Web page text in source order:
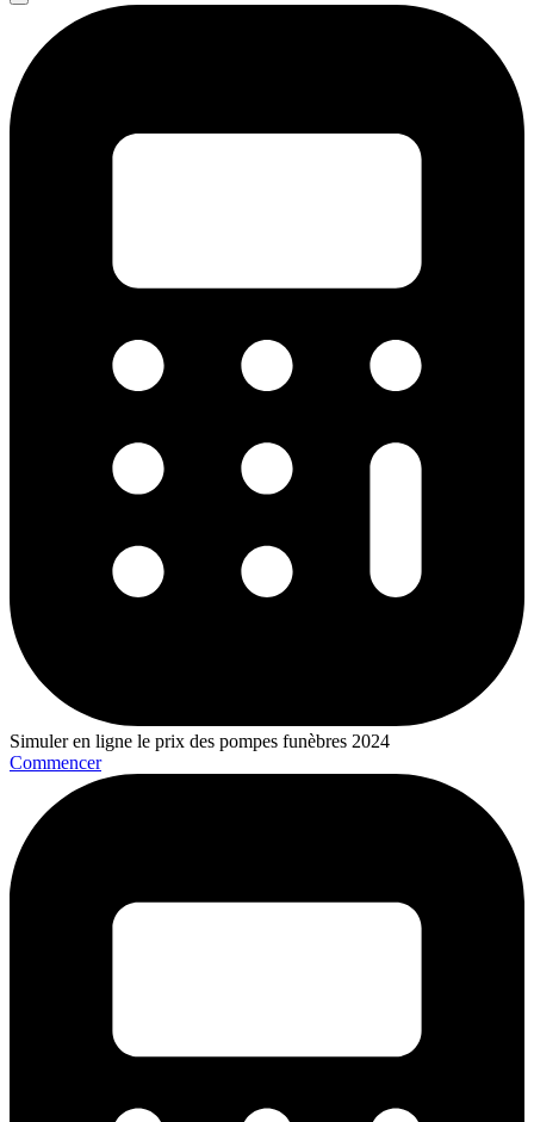
Simuler en ligne le prix des pompes funèbres 2024
Commencer